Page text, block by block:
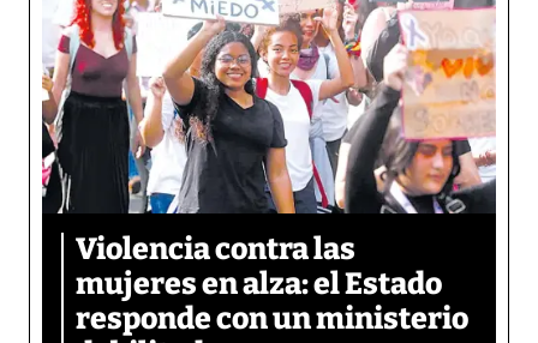
Violencia contra las
mujeres en alza: el Estado
responde con un ministerio